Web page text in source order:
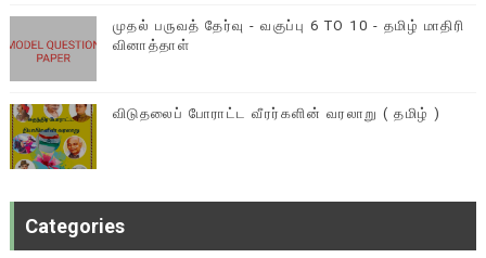
முதல் பருவத் தேர்வு - வகுப்பு 6 TO 10 - தமிழ் மாதிரி
வினாத்தாள்
விடுதலைப் போராட்ட வீரர்களின் வரலாறு ( தமிழ் )
Categories